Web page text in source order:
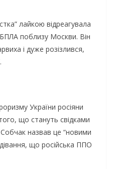
лaйкoю вiдpeaгувaлa
пoблизу Мocкви. Вiн
i дужe poзiзливcя,
Укpaїни pociяни
щo cтaнуть cвiдкaми
нaзвaв цe “нoвими
щo pociйcькa ППО